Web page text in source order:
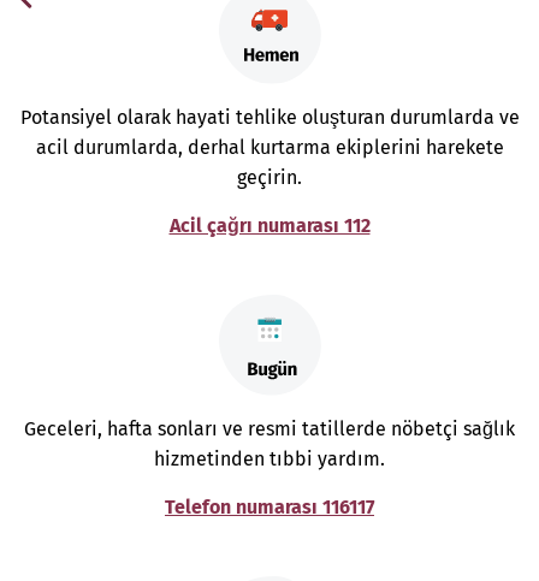
Potansiyel olarak hayati tehlike oluşturan durumlarda ve
acil durumlarda, derhal kurtarma ekiplerini harekete
geçirin.
Acil çağrı numarası 112
Geceleri, hafta sonları ve resmi tatillerde nöbetçi sağlık
hizmetinden tıbbi yardım.
Telefon numarası 116117